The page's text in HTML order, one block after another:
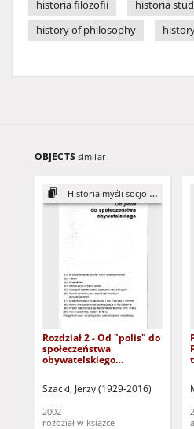
historia filozofii
historia
history of philosophy
OBJECTS similar
Historia myśli socjologicznej
Rozdział 2 - Od "polis" do
społeczeństwa
obywatelskiego
osób z dysfunkcją
Szacki, Jerzy (1929-2016)
2002
rozdział w książce